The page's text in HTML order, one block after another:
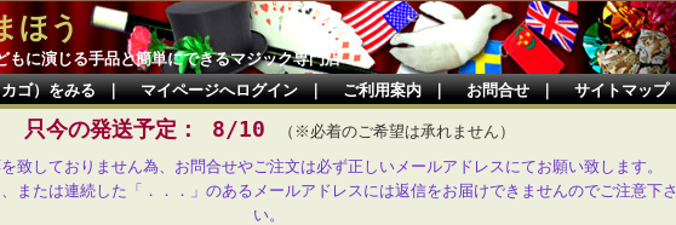
ほう
もに演じる手品と簡単にできるマジック専門店
ゴ）をみる｜ マイページへログイン｜ ご利用案内｜ お問合せ｜ サイトマップ
只今の発送予定： 8/10
（※必着のご希望は承れません）
致しておりません為、お問合せやご注文は必ず正しいメールアドレスにてお願い致します。
、または連続した「．．．」のあるメールアドレスには返信をお届けできませんのでご注意下さ
い。